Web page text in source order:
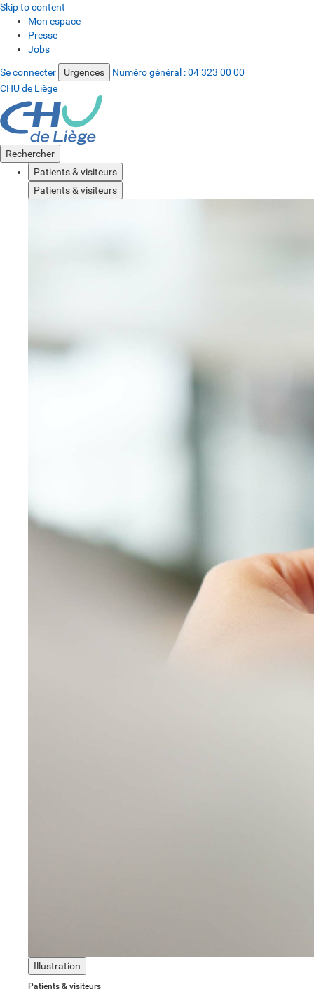
Skip to content
Mon espace
Presse
Jobs
Se connecter Urgences Numéro général :04 323 00 00
CHU de Liège
Rechercher
Patients & visiteurs
Patients & visiteurs
Illustration
Patients & visiteurs